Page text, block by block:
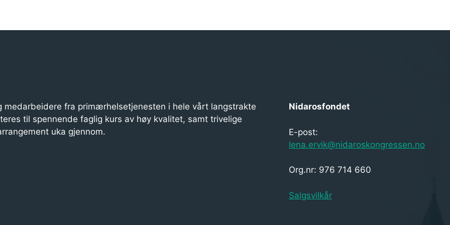
medarbeidere fra primærhelsetjenesten i hele vårt langstrakte
til spennende faglig kurs av høy kvalitet, samt trivelige
uka gjennom.
Nidarosfondet
E-post:
lena.ervik@nidaroskongressen.no
Org.nr: 976 714 660
Salgsvilkår